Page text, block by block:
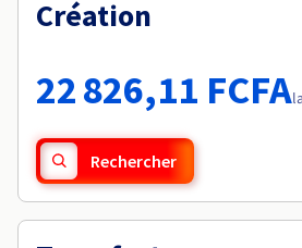
Tarifs
Roadmap & Changelog
Roadmap & Changelog
Création
22 826,11 FCFA
Rechercher